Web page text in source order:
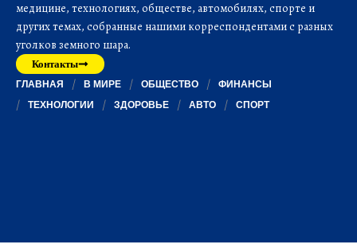
медицине, технологиях, обществе, автомобилях, спорте и
других темах, собранные нашими корреспондентами с разных
уголков земного шара.
Контакты
ГЛАВНАЯ В МИРЕ ОБЩЕСТВО
ФИНАНСЫ
ТЕХНОЛОГИИ
ЗДОРОВЬЕ АВТО СПОРТ